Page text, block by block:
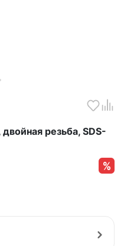
резьба, SDS-